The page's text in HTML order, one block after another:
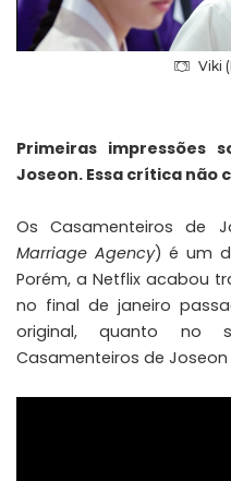
Viki
Primeiras impressões
Joseon. Essa crítica não
Os Casamenteiros de
Marriage Agency) é um
Porém, a Netflix acabou
no final de janeiro
original, quanto no
Casamenteiros de